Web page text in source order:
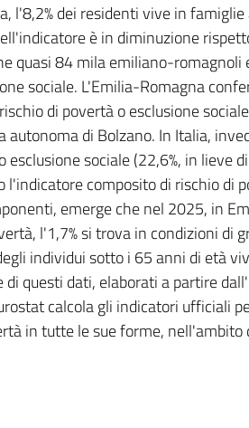
l'8,2% dei residenti vive in
è in diminuzione
quasi 84 mila emiliano-romagnoli
sociale. L'Emilia-Romagna
di povertà o esclusione
autonoma di Bolzano. In Italia,
esclusione sociale (22,6%, in lieve
l'indicatore composito di rischio di
emerge che nel 2025, in
l'1,7% si trova in condizioni di
individui sotto i 65 anni di età
questi dati, elaborati a partire
calcola gli indicatori ufficiali
in tutte le sue forme,